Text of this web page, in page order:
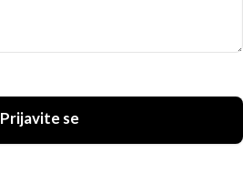
Prijavite se